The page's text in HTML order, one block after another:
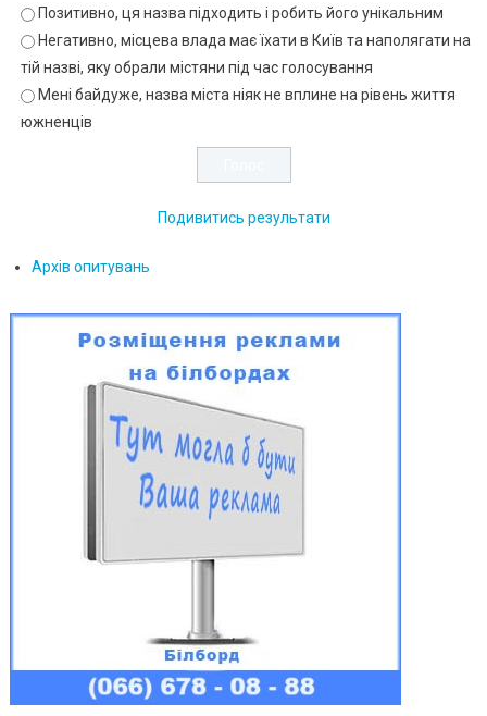
Позитивно, ця назва підходить і робить його унікальним
Негативно, місцева влада має їхати в Київ та наполягати на
тій назві, яку обрали містяни під час голосування
Мені байдуже, назва міста ніяк не вплине на рівень життя
южненців
Подивитись результати
Архів опитувань